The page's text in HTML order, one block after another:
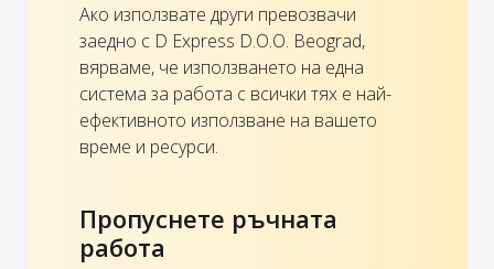
Ако използвате други превозвачи
заедно с D Express D.O.O. Beograd,
вярваме, че използването на една
система за работа с всички тях е най-
ефективното използване на вашето
време и ресурси.
Пропуснете ръчната
работа